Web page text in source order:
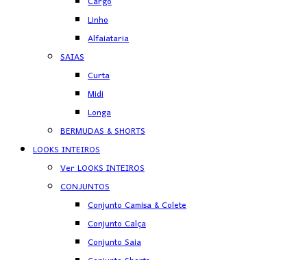
Linho
Alfaiataria
SAIAS
Curta
Midi
Longa
BERMUDAS & SHORTS
LOOKS INTEIROS
Ver LOOKS INTEIROS
CONJUNTOS
Conjunto Camisa & Colete
Conjunto Calça
Conjunto Saia